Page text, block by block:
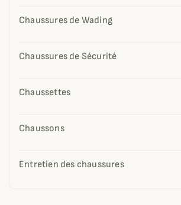
Chaussures de Wading
Chaussures de Sécurité
Chaussettes
Chaussons
Entretien des chaussures